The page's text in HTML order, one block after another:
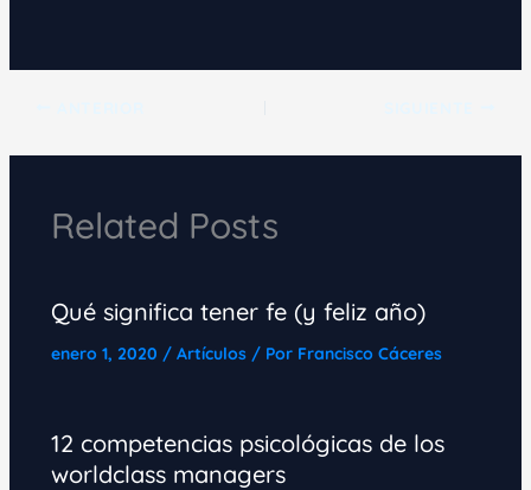
Related Posts
Qué significa tener fe (y feliz año)
enero 1, 2020 / Artículos/ Por Francisco Cáceres
12 competencias psicológicas de los
worldclass managers